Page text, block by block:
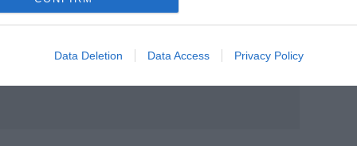
Data Deletion Data Access Privacy Policy